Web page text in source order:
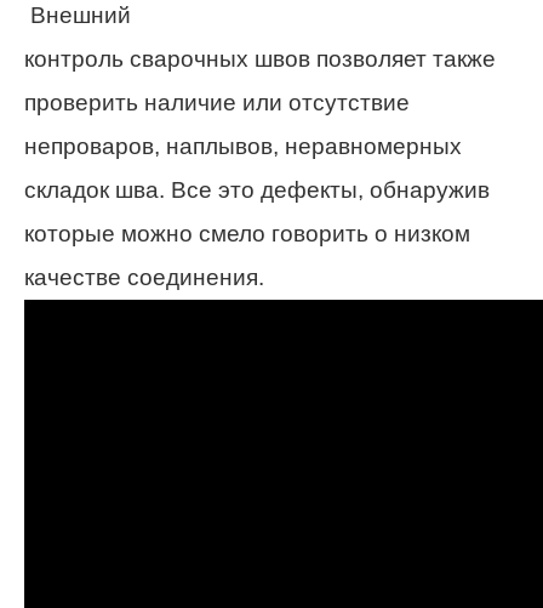
Внешний
контроль сварочных швов позволяет также
проверить наличие или отсутствие
непроваров, наплывов, неравномерных
складок шва. Все это дефекты, обнаружив
которые можно смело говорить о низком
качестве соединения.